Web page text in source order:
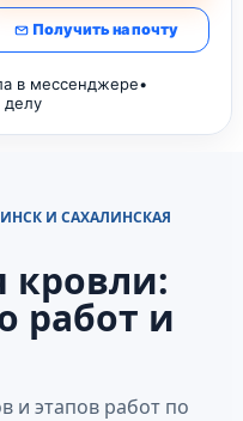
Получить на почту
в мессенджере•
делу
И САХАЛИНСКАЯ
кровли:
работ и
и этапов работ по